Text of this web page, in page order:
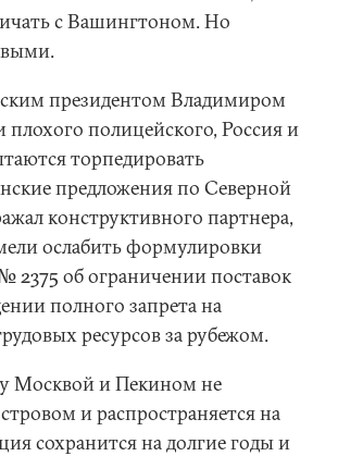
с Вашингтоном. Но
президентом Владимиром
полицейского, Россия и
торпедировать
предложения по Северной
конструктивного партнера,
ослабить формулировки
2375 об ограничении поставок
полного запрета на
ресурсов за рубежом.
Москвой и Пекином не
и распространяется на
сохранится на долгие годы и